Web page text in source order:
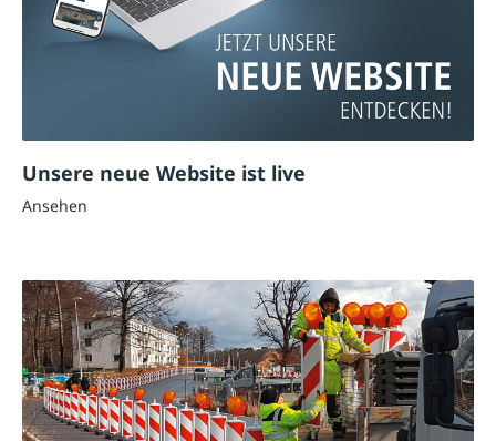
Unsere neue Website ist live
Ansehen